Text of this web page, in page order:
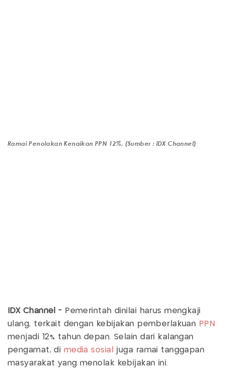
Ramai Penolakan Kenaikan PPN 12%. (Sumber : IDX Channel)
IDX Channel - Pemerintah dinilai harus mengkaji
ulang, terkait dengan kebijakan pemberlakuan PPN
menjadi 12% tahun depan. Selain dari kalangan
pengamat, di media sosial
juga ramai tanggapan
masyarakat yang menolak kebijakan ini.